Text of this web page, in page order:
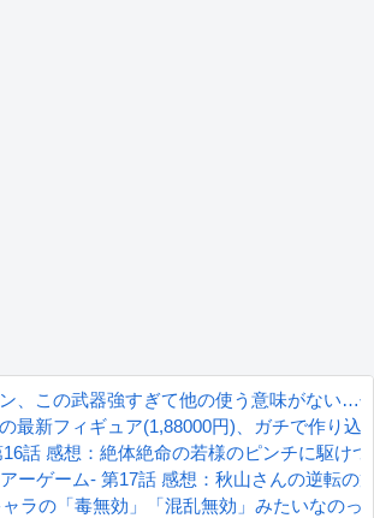
、この武器強すぎて他の使う意味がない…
最新フィギュア(1,88000円)、ガチで作り込
話 感想：絶体絶命の若様のピンチに駆け
ーゲーム- 第17話 感想：秋山さんの逆転の
ャラの「毒無効」「混乱無効」みたいなの